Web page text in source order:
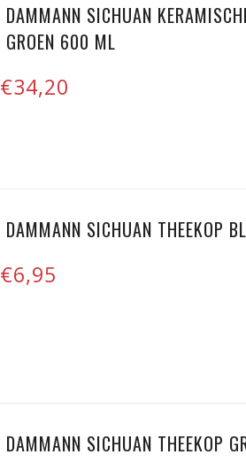
DAMMANN SICHUAN
GROEN 600 ML
€34,20
DAMMANN SICHUAN THEEKOP
€6,95
DAMMANN SICHUAN THEEKOP